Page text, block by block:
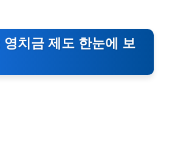
영치금 제도 한눈에 보